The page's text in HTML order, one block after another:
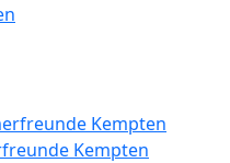
Kempten